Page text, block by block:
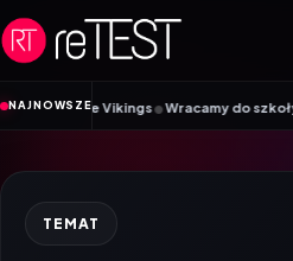
Przejdź do treści
NAJNOWSZE
Vikings•Wracamy do szkoły z
TEMAT